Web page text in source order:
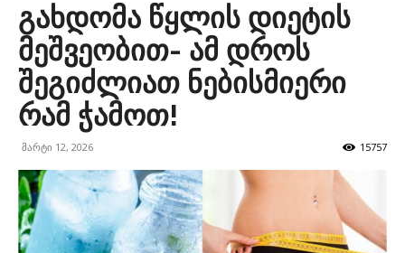
გახდომა წყლის დიეტის
მეშვეობით- ამ დროს
შეგიძლიათ ნებისმიერი
რამ ჭამოთ!
მარტი 12, 2026 15757